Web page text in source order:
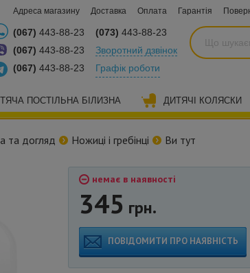
Адреса магазину Доставка Оплата Гарантія
(067) 443-88-23
(067) 443-88-23
(067) 443-88-23
(073) 443-88-23
Зворотний дзвінок
Графік роботи
ПОСТІЛЬНА БІЛИЗНА ДИТЯЧІ КОЛЯСКИ
та догляд Ножиці і гребінці Ви тут
немає в наявності
345 грн.
ПОВІДОМИТИ ПРО НАЯВНІСТЬ